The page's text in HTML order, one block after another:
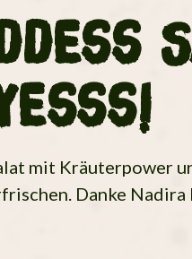
mit Kräuterpower
Danke